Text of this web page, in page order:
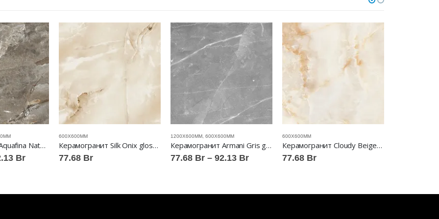
Керамогранит Aquafina Natural gloss ABSOLUT GRES™
BrДиапазон
92.13 Br
600X600ММ
Керамогранит Silk Onix gloss ABSOLUT GRES™
77.68 Br
1200Х600ММ 600X600ММ
Керамогранит Armani Gris gloss ABSOLUT GRES™
77.68 Br – 92.13 BrДиапазон
92.13 Br
600X600ММ
Керамогранит Cloudy Beige gloss ABSOLUT GRES™
77.68 Br